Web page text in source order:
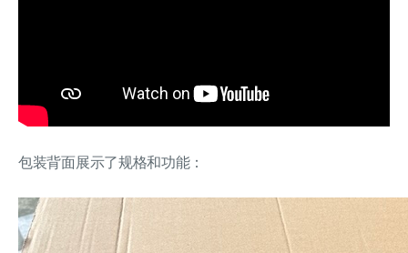
包装背面展示了规格和功能：